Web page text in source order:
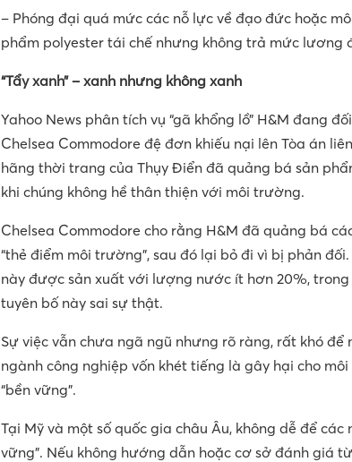
– Phóng đại quá mức các nỗ lực về đạo đức hoặc
phẩm polyester tái chế nhưng không trả mức lương
“Tẩy xanh” – xanh nhưng không xanh
Yahoo News phân tích vụ “gã khổng lồ” H&M đang
Chelsea Commodore đệ đơn khiếu nại lên Tòa án
hãng thời trang của Thụy Điển đã quảng bá sản
khi chúng không hề thân thiện với môi trường.
Chelsea Commodore cho rằng H&M đã quảng bá
“thẻ điểm môi trường”, sau đó lại bỏ đi vì bị phản
này được sản xuất với lượng nước ít hơn 20%,
tuyên bố này sai sự thật.
Sự việc vẫn chưa ngã ngũ nhưng rõ ràng, rất khó
ngành công nghiệp vốn khét tiếng là gây hại cho
“bền vững”.
Tại Mỹ và một số quốc gia châu Âu, không dễ để các
vững”. Nếu không hướng dẫn hoặc cơ sở đánh giá